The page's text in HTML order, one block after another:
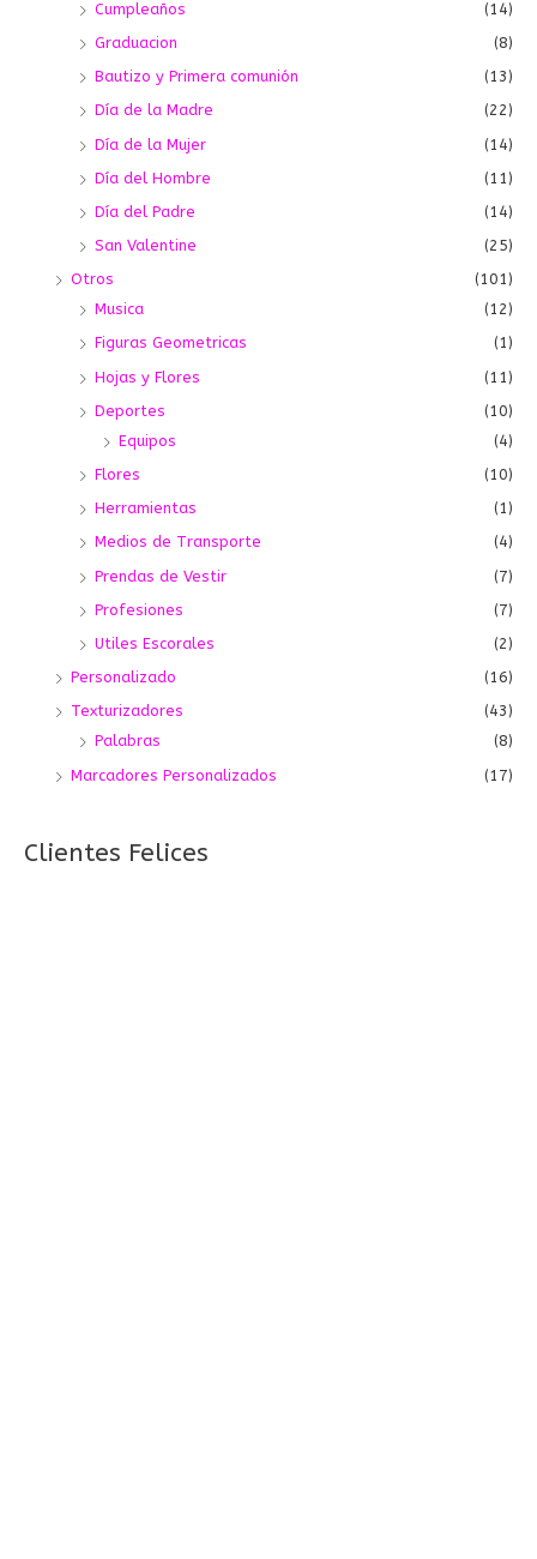
Cumpleaños
(14)
Graduacion
(8)
Bautizo y Primera comunión
(13)
Día de la Madre
(22)
Día de la Mujer
(14)
Día del Hombre
(11)
Día del Padre
(14)
San Valentine
(25)
Otros
(101)
Musica
(12)
Figuras Geometricas
(1)
Hojas y Flores
(11)
Deportes
(10)
Equipos
(4)
Flores
(10)
Herramientas
(1)
Medios de Transporte
(4)
Prendas de Vestir
(7)
Profesiones
(7)
Utiles Escorales
(2)
Personalizado
(16)
Texturizadores
(43)
Palabras
(8)
Marcadores Personalizados
(17)
Clientes Felices